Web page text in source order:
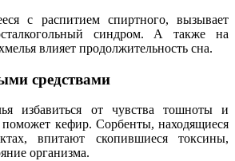
с распитием спиртного, вызывает
синдром. А также на
влияет продолжительность сна.
средствами
избавиться от чувства тошноты и
кефир. Сорбенты, находящиеся
впитают скопившиеся токсины,
организма.